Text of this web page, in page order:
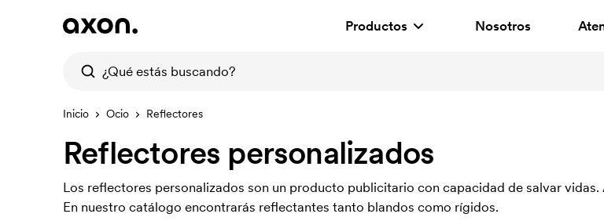
Productos Nosotros
Inicio Ocio Reflectores
Reflectores personalizados
Los reflectores personalizados son un producto publicitario con capacidad de salvar
En nuestro catálogo encontrarás reflectantes tanto blandos como rígidos.